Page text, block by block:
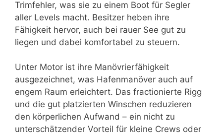
Trimfehler, was sie zu einem Boot für Segler
aller Levels macht. Besitzer heben ihre
Fähigkeit hervor, auch bei rauer See gut zu
liegen und dabei komfortabel zu steuern.
Unter Motor ist ihre Manövrierfähigkeit
ausgezeichnet, was Hafenmanöver auch auf
engem Raum erleichtert. Das fractionierte Rigg
und die gut platzierten Winschen reduzieren
den körperlichen Aufwand – ein nicht zu
unterschätzender Vorteil für kleine Crews oder